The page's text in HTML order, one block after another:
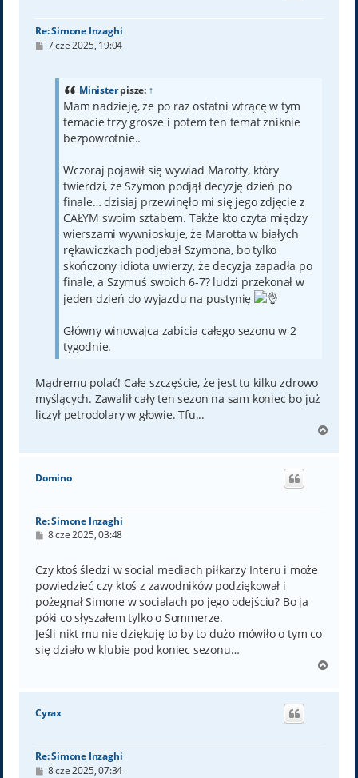
Re: Simone Inzaghi
P7 cze 2025, 19:04
Ministerpisze: ↑
Mam nadzieję, że po raz ostatni wtrącę w tym
temacie trzy grosze i potem ten temat zniknie
bezpowrotnie..
Wczoraj pojawił się wywiad Marotty, który
twierdzi, że Szymon podjął decyzję dzień po
finale… dzisiaj przewinęło mi się jego zdjęcie z
CAŁYM swoim sztabem. Także kto czyta między
wierszami wywnioskuje, że Marotta w białych
rękawiczkach podjebał Szymona, bo tylko
skończony idiota uwierzy, że decyzja zapadła po
finale, a Szymuś swoich 6-7? ludzi przekonał w
jeden dzień do wyjazdu na pustynię
Główny winowajca zabicia całego sezonu w 2
tygodnie.
Mądremu polać! Całe szczęście, że jest tu kilku zdrowo
myślących. Zawalił cały ten sezon na sam koniec bo już
liczył petrodolary w głowie. Tfu...
g
Domino
Re: Simone Inzaghi
P
t
8 cze 2025, 03:48
Czy ktoś śledzi w social mediach piłkarzy Interu i może
powiedzieć czy ktoś z zawodników podziękował i
pożegnał Simone w socialach po jego odejściu? Bo ja
póki co słyszałem tylko o Sommerze.
Jeśli nikt mu nie dziękuję to by to dużo mówiło o tym co
się działo w klubie pod koniec sezonu…
g
Cyrax
Re: Simone Inzaghi
P8 cze 2025, 07:34